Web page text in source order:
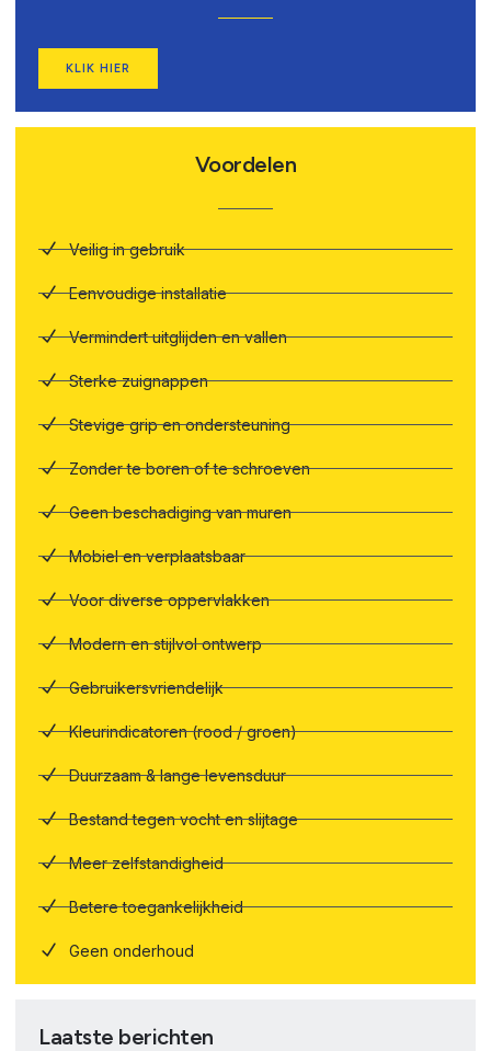
KLIK HIER
Voordelen
Veilig in gebruik
Eenvoudige installatie
Vermindert uitglijden en vallen
Sterke zuignappen
Stevige grip en ondersteuning
Zonder te boren of te schroeven
Geen beschadiging van muren
Mobiel en verplaatsbaar
Voor diverse oppervlakken
Modern en stijlvol ontwerp
Gebruikersvriendelijk
Kleurindicatoren (rood / groen)
Duurzaam & lange levensduur
Bestand tegen vocht en slijtage
Meer zelfstandigheid
Betere toegankelijkheid
Geen onderhoud
Laatste berichten